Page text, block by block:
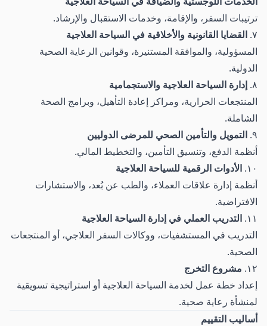
ترتيبات السفر، والإقامة، وخدمات الاستقبال والإرشاد.
٧. القضايا القانونية والأخلاقية في السياحة العلاجية
المسؤولية، والموافقة المستنيرة، وقوانين الرعاية الصحية
الدولية.
٨. إدارة السياحة العلاجية والاستجمامية
المنتجعات الحرارية، ومراكز إعادة التأهيل، وبرامج الصحة
الشاملة.
٩. التمويل والتأمين الصحي للمرضى الدوليين
أنظمة الدفع، وتنسيق التأمين، والتخطيط المالي.
١٠. الأدوات الرقمية للسياحة العلاجية
أنظمة إدارة علاقات العملاء، والطب عن بُعد، والاستشارات
الافتراضية.
١١. التدريب العملي في إدارة السياحة العلاجية
التدريب في المستشفيات، ووكالات السفر العلاجي، أو المنتجعات
الصحية.
١٢. مشروع التخرج
إعداد خطة عمل لخدمة السياحة العلاجية أو استراتيجية تسويقية
لمنشأة رعاية صحية.
أساليب التقييم